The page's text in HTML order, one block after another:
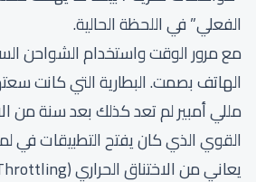
الفعلي” في اللحظة الحالية.
مع مرور الوقت واستخدام الشواحن
مللي أمبير لم تعد كذلك بعد سنة من
القوي الذي كان يفتح التطبيقات في